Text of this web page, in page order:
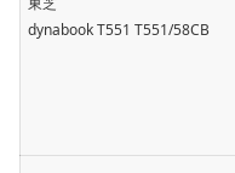
dynabook T551 T551/58CB